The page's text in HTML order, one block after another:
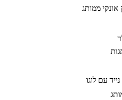
ממותג
עם לוגו